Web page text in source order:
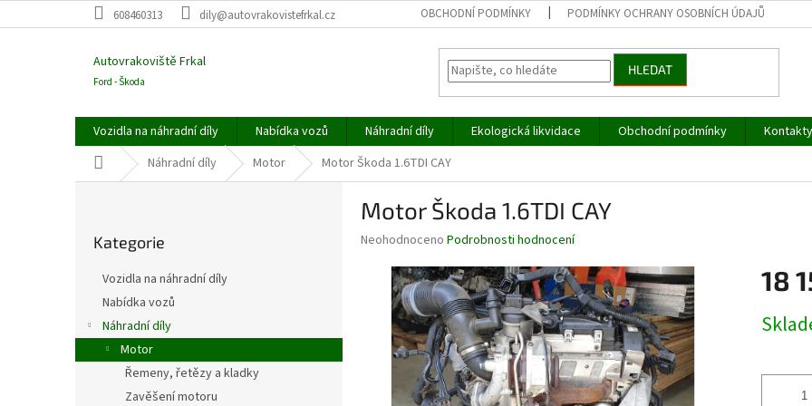
na
608460313 dily@autovrakovistefrkal.cz OBCHODNÍ PODMÍNKY PODMÍNKY OCHRANY OSOBNÍCH ÚDAJŮ
Autovrakoviště Frkal
Ford - Škoda
HLEDAT
Vozidla na náhradní díly Nabídka vozů Náhradní díly Ekologická likvidace Obchodní podmínky
Kontakty
Domů Náhradní díly Motor Motor Škoda 1.6TDI CAY
kategorie
Kategorie
Vozidla na náhradní díly
Nabídka vozů
Náhradní díly
Motor
Řemeny, řetězy a kladky
Zavěšení motoru
Motor Škoda 1.6TDI CAY
Průměrné
produktu
hvězdiček.
Neohodnoceno Podrobnosti hodnocení
18
cena: